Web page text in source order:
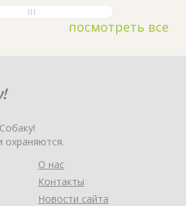
посмотреть все
охраняются.
О нас
Контакты
Новости сайта